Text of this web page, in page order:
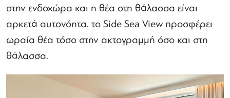
στην ενδοχώρα και η θέα στη θάλασσα είναι
αρκετά αυτονόητα. το Side Sea View προσφέρει
ωραία θέα τόσο στην ακτογραμμή όσο και στη
θάλασσα.